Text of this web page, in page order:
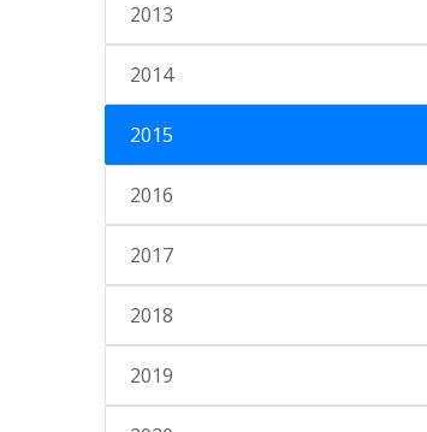
2013
2014
2015
2016
2017
2018
2019